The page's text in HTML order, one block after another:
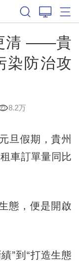
清 ——貴
染防治攻
8.2万
假期，貴州
車訂單量同比
，便是開啟
”到“打造生態